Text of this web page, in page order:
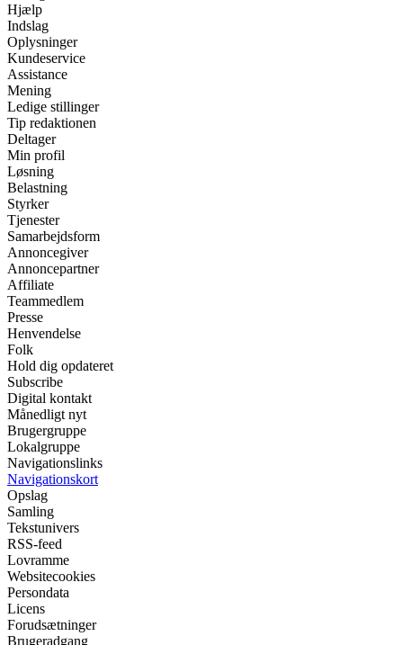
Hjælp
Indslag
Oplysninger
Kundeservice
Assistance
Mening
Ledige stillinger
Tip redaktionen
Deltager
Min profil
Løsning
Belastning
Styrker
Tjenester
Samarbejdsform
Annoncegiver
Annoncepartner
Affiliate
Teammedlem
Presse
Henvendelse
Folk
Hold dig opdateret
Subscribe
Digital kontakt
Månedligt nyt
Brugergruppe
Lokalgruppe
Navigationslinks
Navigationskort
Opslag
Samling
Tekstunivers
RSS-feed
Lovramme
Websitecookies
Persondata
Licens
Forudsætninger
Brugeradgang